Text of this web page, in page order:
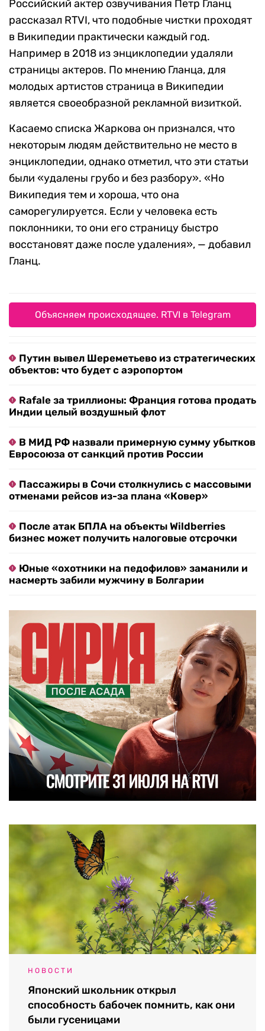
Российский актер озвучивания Петр Гланц
рассказал RTVI, что подобные чистки проходят
в Википедии практически каждый год.
Например в 2018 из энциклопедии удаляли
страницы актеров. По мнению Гланца, для
молодых артистов страница в Википедии
является своеобразной рекламной визиткой.
Касаемо списка Жаркова он признался, что
некоторым людям действительно не место в
энциклопедии, однако отметил, что эти статьи
были «удалены грубо и без разбору». «Но
Википедия тем и хороша, что она
саморегулируется. Если у человека есть
поклонники, то они его страницу быстро
восстановят даже после удаления», — добавил
Гланц.
Объясняем происходящее. RTVI в Telegram
Путин вывел Шереметьево из стратегических
объектов: что будет с аэропортом
Rafale за триллионы: Франция готова продать
Индии целый воздушный флот
В МИД РФ назвали примерную сумму убытков
Евросоюза от санкций против России
Пассажиры в Сочи столкнулись с массовыми
отменами рейсов из-за плана «Ковер»
После атак БПЛА на объекты Wildberries
бизнес может получить налоговые отсрочки
Юные «охотники на педофилов» заманили и
насмерть забили мужчину в Болгарии
НОВОСТИ
Японский школьник открыл
способность бабочек помнить, как они
были гусеницами